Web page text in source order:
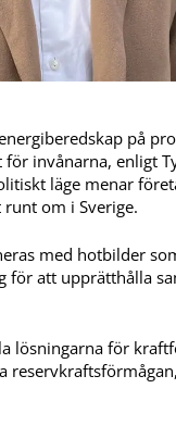
på
invånarna, enligt
läge menar
om i Sverige.
med hotbilder
att upprätthålla
lösningarna för